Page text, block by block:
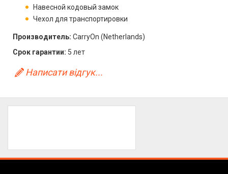
Навесной кодовый замок
Чехол для транспортировки
Производитель: CarryOn (Netherlands)
Срок гарантии: 5 лет
Написати відгук...